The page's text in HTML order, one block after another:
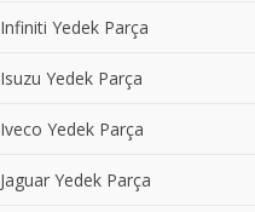
Infiniti Yedek Parça
Isuzu Yedek Parça
Iveco Yedek Parça
Jaguar Yedek Parça